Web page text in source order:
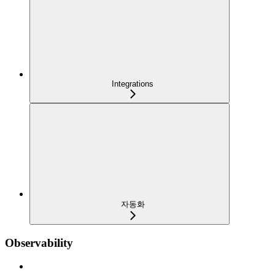
Integrations
자동화
Observability